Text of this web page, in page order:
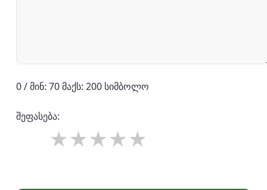
0 / მინ: 70 მაქს: 200 სიმბოლო
შეფასება: